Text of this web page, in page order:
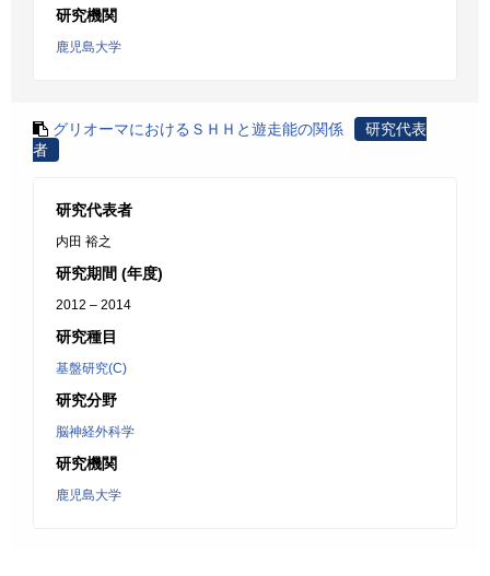
研究機関
鹿児島大学
グリオーマにおけるＳＨＨと遊走能の関係
研究代表
者
研究代表者
内田 裕之
研究期間 (年度)
2012 – 2014
研究種目
基盤研究(C)
研究分野
脳神経外科学
研究機関
鹿児島大学